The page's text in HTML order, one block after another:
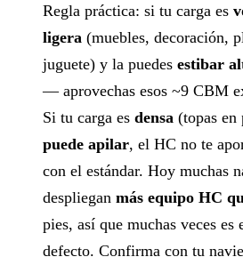
Regla práctica: si tu carga es
ligera (muebles, decoración,
juguete) y la puedes estibar
— aprovechas esos ~9 CBM
Si tu carga es densa (topas en
puede apilar, el HC no te
con el estándar. Hoy muchas
despliegan más equipo HC
pies, así que muchas veces es
defecto. Confirma con tu